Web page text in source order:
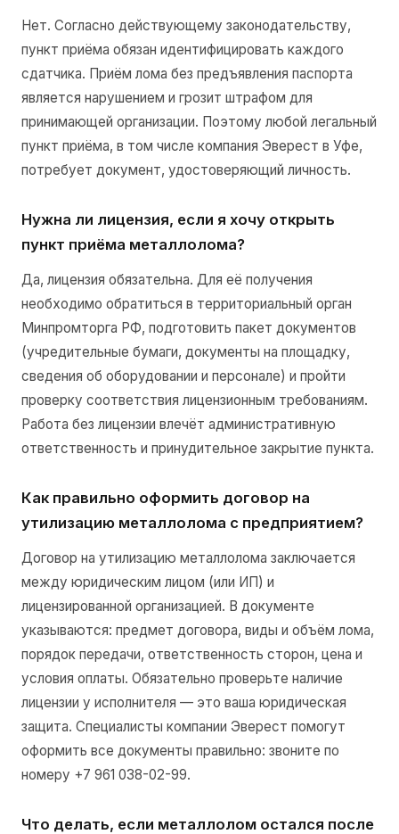
Нет. Согласно действующему законодательству,
пункт приёма обязан идентифицировать каждого
сдатчика. Приём лома без предъявления паспорта
является нарушением и грозит штрафом для
принимающей организации. Поэтому любой легальный
пункт приёма, в том числе компания Эверест в Уфе,
потребует документ, удостоверяющий личность.
Нужна ли лицензия, если я хочу открыть
пункт приёма металлолома?
Да, лицензия обязательна. Для её получения
необходимо обратиться в территориальный орган
Минпромторга РФ, подготовить пакет документов
(учредительные бумаги, документы на площадку,
сведения об оборудовании и персонале) и пройти
проверку соответствия лицензионным требованиям.
Работа без лицензии влечёт административную
ответственность и принудительное закрытие пункта.
Как правильно оформить договор на
утилизацию металлолома с предприятием?
Договор на утилизацию металлолома заключается
между юридическим лицом (или ИП) и
лицензированной организацией. В документе
указываются: предмет договора, виды и объём лома,
порядок передачи, ответственность сторон, цена и
условия оплаты. Обязательно проверьте наличие
лицензии у исполнителя — это ваша юридическая
защита. Специалисты компании Эверест помогут
оформить все документы правильно: звоните по
номеру +7 961 038-02-99.
Что делать, если металлолом остался после